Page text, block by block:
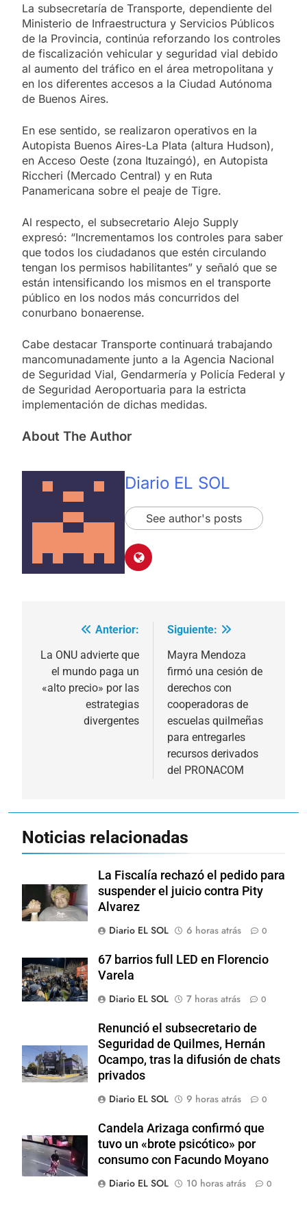
La subsecretaría de Transporte, dependiente del
Ministerio de Infraestructura y Servicios Públicos
de la Provincia, continúa reforzando los controles
de fiscalización vehicular y seguridad vial debido
al aumento del tráfico en el área metropolitana y
en los diferentes accesos a la Ciudad Autónoma
de Buenos Aires.
En ese sentido, se realizaron operativos en la
Autopista Buenos Aires-La Plata (altura Hudson),
en Acceso Oeste (zona Ituzaingó), en Autopista
Riccheri (Mercado Central) y en Ruta
Panamericana sobre el peaje de Tigre.
Al respecto, el subsecretario Alejo Supply
expresó: “Incrementamos los controles para saber
que todos los ciudadanos que estén circulando
tengan los permisos habilitantes” y señaló que se
están intensificando los mismos en el transporte
público en los nodos más concurridos del
conurbano bonaerense.
Cabe destacar Transporte continuará trabajando
mancomunadamente junto a la Agencia Nacional
de Seguridad Vial, Gendarmería y Policía Federal y
de Seguridad Aeroportuaria para la estricta
implementación de dichas medidas.
About The Author
Diario EL SOL
See author's posts
Navegación
de
entradas
Anterior:
La ONU advierte que
el mundo paga un
«alto precio» por las
estrategias
divergentes
Siguiente:
Mayra Mendoza
firmó una cesión de
derechos con
cooperadoras de
escuelas quilmeñas
para entregarles
recursos derivados
del PRONACOM
Noticias relacionadas
La Fiscalía rechazó el pedido para
suspender el juicio contra Pity
Alvarez
Diario EL SOL
6 horas atrás 0
67 barrios full LED en Florencio
Varela
Diario EL SOL
7 horas atrás 0
Renunció el subsecretario de
Seguridad de Quilmes, Hernán
Ocampo, tras la difusión de chats
privados
Diario EL SOL
9 horas atrás 0
Candela Arizaga confirmó que
tuvo un «brote psicótico» por
consumo con Facundo Moyano
Diario EL SOL
10 horas atrás 0